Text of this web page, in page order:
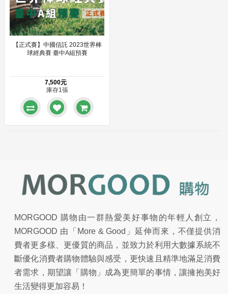
【正式賽】中國信託 2023世界棒
球經典賽 臺中A組預賽
7,500元
庫存1張
MORGOOD 購物由一群熱愛美好事物的年輕人創立，
MORGOOD 由「More & Good」延伸而來，不僅提供消
費者更多樣、更優質的商品，並致力於利用大數據系統不
斷優化消費者購物體驗與感受，更快速且精準地滿足消費
者需求，期望讓「購物」成為更簡單的事情，讓擁抱美好
生活變得更加容易！